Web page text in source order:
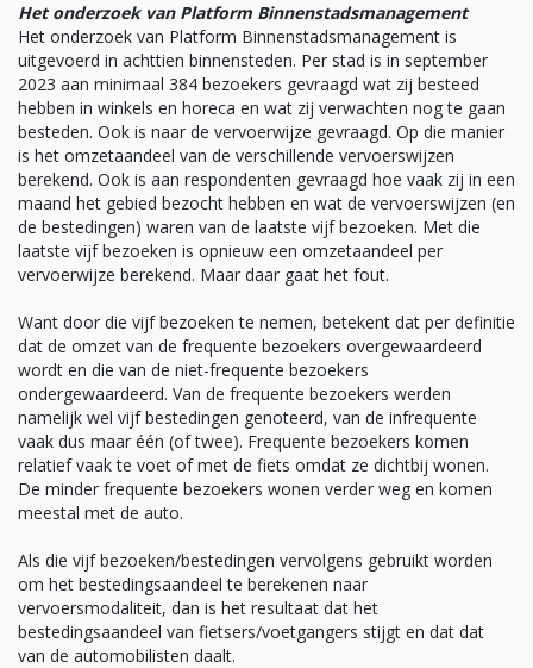
Het onderzoek van Platform Binnenstadsmanagement
Het onderzoek van Platform Binnenstadsmanagement is
uitgevoerd in achttien binnensteden. Per stad is in september
2023 aan minimaal 384 bezoekers gevraagd wat zij besteed
hebben in winkels en horeca en wat zij verwachten nog te gaan
besteden. Ook is naar de vervoerwijze gevraagd. Op die manier
is het omzetaandeel van de verschillende vervoerswijzen
berekend. Ook is aan respondenten gevraagd hoe vaak zij in een
maand het gebied bezocht hebben en wat de vervoerswijzen (en
de bestedingen) waren van de laatste vijf bezoeken. Met die
laatste vijf bezoeken is opnieuw een omzetaandeel per
vervoerwijze berekend. Maar daar gaat het fout.
Want door die vijf bezoeken te nemen, betekent dat per definitie
dat de omzet van de frequente bezoekers overgewaardeerd
wordt en die van de niet-frequente bezoekers
ondergewaardeerd. Van de frequente bezoekers werden
namelijk wel vijf bestedingen genoteerd, van de infrequente
vaak dus maar één (of twee). Frequente bezoekers komen
relatief vaak te voet of met de fiets omdat ze dichtbij wonen.
De minder frequente bezoekers wonen verder weg en komen
meestal met de auto.
Als die vijf bezoeken/bestedingen vervolgens gebruikt worden
om het bestedingsaandeel te berekenen naar
vervoersmodaliteit, dan is het resultaat dat het
bestedingsaandeel van fietsers/voetgangers stijgt en dat dat
van de automobilisten daalt.